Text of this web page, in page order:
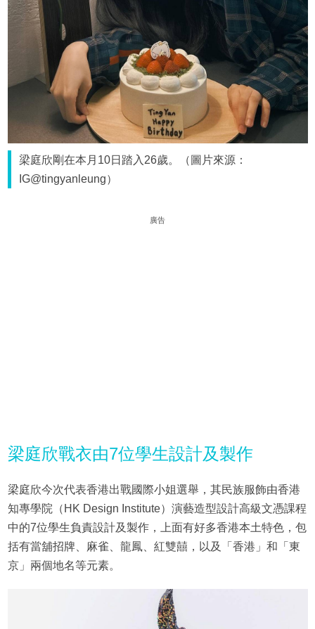
梁庭欣剛在本月10日踏入26歲。（圖片來源：
IG@tingyanleung）
廣告
梁庭欣戰衣由7位學生設計及製作
梁庭欣今次代表香港出戰國際小姐選舉，其民族服飾由香港
知專學院（HK Design Institute）演藝造型設計高級文憑課程
中的7位學生負責設計及製作，上面有好多香港本土特色，包
括有當舖招牌、麻雀、龍鳳、紅雙囍，以及「香港」和「東
京」兩個地名等元素。